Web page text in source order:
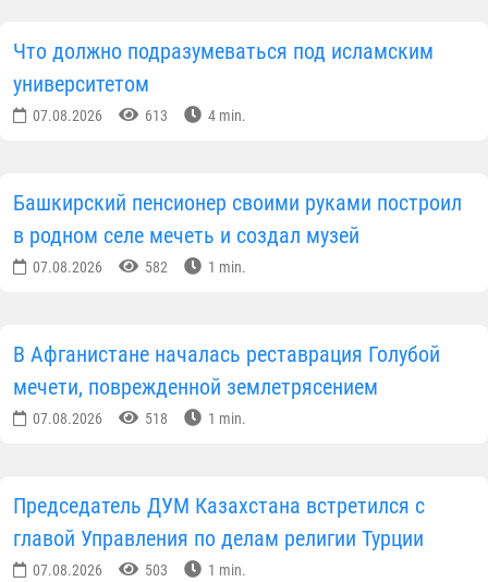
Что должно подразумеваться под исламским
университетом
07.08.2026 613 4 min.
Башкирский пенсионер своими руками построил
в родном селе мечеть и создал музей
07.08.2026 582 1 min.
В Афганистане началась реставрация Голубой
мечети, поврежденной землетрясением
07.08.2026 518 1 min.
Председатель ДУМ Казахстана встретился с
главой Управления по делам религии Турции
07.08.2026 503 1 min.